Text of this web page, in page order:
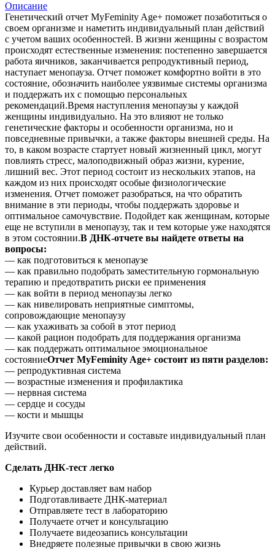
Описание
Генетический отчет MyFeminity Age+ поможет позаботиться о
своем организме и наметить индивидуальный план действий
с учетом ваших особенностей. В жизни женщины с возрастом
происходят естественные изменения: постепенно завершается
работа яичников, заканчивается репродуктивный период,
наступает менопауза. Отчет поможет комфортно войти в это
состояние, обозначить наиболее уязвимые системы организма
и поддержать их с помощью персональных
рекомендаций.Время наступления менопаузы у каждой
женщины индивидуально. На это влияют не только
генетические факторы и особенности организма, но и
повседневные привычки, а также факторы внешней среды. На
то, в каком возрасте стартует новый жизненный цикл, могут
повлиять стресс, малоподвижный образ жизни, курение,
лишний вес. Этот период состоит из нескольких этапов, на
каждом из них происходят особые физиологические
изменения. Отчет поможет разобраться, на что обратить
внимание в эти периоды, чтобы поддержать здоровье и
оптимальное самочувствие. Подойдет как женщинам, которые
еще не вступили в менопаузу, так и тем которые уже находятся
в этом состоянии.В ДНК-отчете вы найдете ответы на
вопросы:
— как подготовиться к менопаузе
— как правильно подобрать заместительную гормональную
терапию и предотвратить риски ее применения
— как войти в период менопаузы легко
— как нивелировать неприятные симптомы,
сопровождающие менопаузу
— как ухаживать за собой в этот период
— какой рацион подобрать для поддержания организма
— как поддержать оптимальное эмоциональное
состояниеОтчет MyFeminity Age+ состоит из пяти разделов:
— репродуктивная система
— возрастные изменения и профилактика
— нервная система
— сердце и сосуды
— кости и мышцы
Изучите свои особенности и составьте индивидуальный план
действий.
Сделать ДНК-тест легко
Курьер доставляет вам набор
Подготавливаете ДНК-материал
Отправляете тест в лабораторию
Получаете отчет и консультацию
Получаете видеозапись консультации
Внедряете полезные привычки в свою жизнь